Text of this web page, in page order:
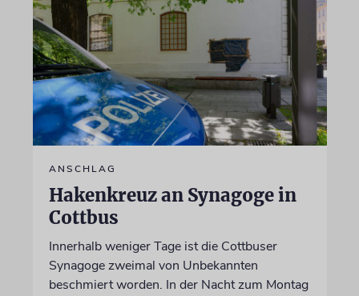
ANSCHLAG
Hakenkreuz an Synagoge in
Cottbus
Innerhalb weniger Tage ist die Cottbuser
Synagoge zweimal von Unbekannten
beschmiert worden. In der Nacht zum Montag